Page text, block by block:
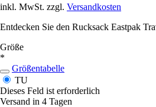
inkl. MwSt. zzgl. Versandkosten
Entdecken Sie den Rucksack Eastpak
Größe
*
Größentabelle
TU
Dieses Feld ist erforderlich
Versand in 4 Tagen